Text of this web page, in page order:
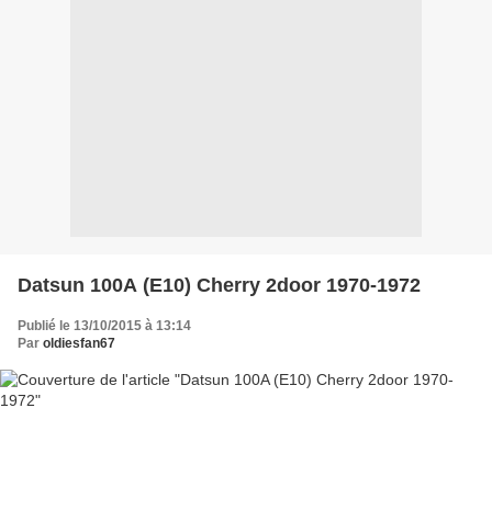
Datsun 100A (E10) Cherry 2door 1970-1972
Publié le 13/10/2015 à 13:14
Par oldiesfan67